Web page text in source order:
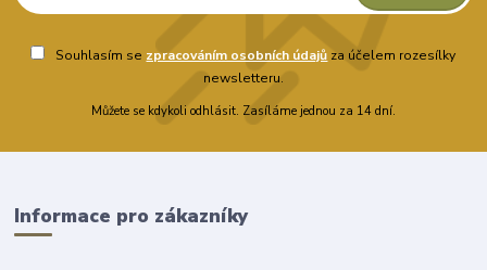
Souhlasím se zpracováním osobních údajů za účelem rozesílky
newsletteru.
Můžete se kdykoli odhlásit. Zasíláme jednou za 14 dní.
Informace pro zákazníky